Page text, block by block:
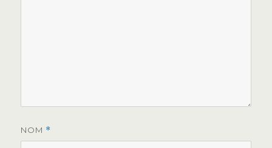
NOM *